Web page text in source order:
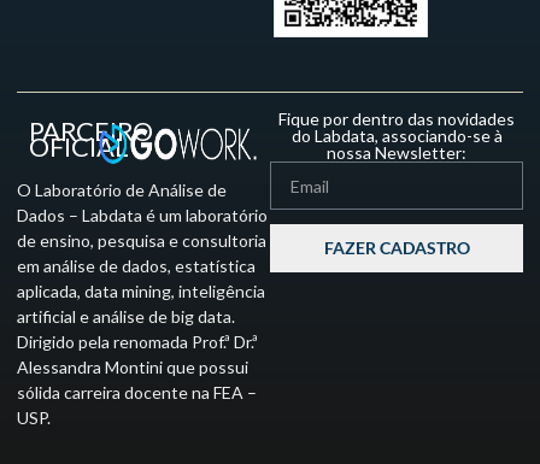
PARCEIRO
OFICIAL
O Laboratório de Análise de
Dados – Labdata é um laboratório
de ensino, pesquisa e consultoria
em análise de dados, estatística
aplicada, data mining, inteligência
artificial e análise de big data.
Dirigido pela renomada Prof.ª Dr.ª
Alessandra Montini que possui
sólida carreira docente na FEA –
USP.
Fique por dentro das novidades
do Labdata, associando-se à
nossa Newsletter:
FAZER CADASTRO